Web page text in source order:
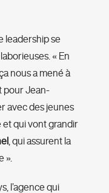
leadership se
« En
nous a mené à
pour Jean-
avec des jeunes
et qui vont grandir
, qui assurent la
».
l’agence qui